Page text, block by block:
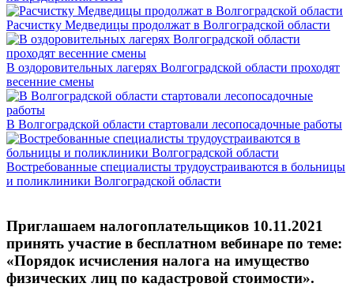
Расчистку Медведицы продолжат в Волгоградской области
В оздоровительных лагерях Волгоградской области проходят
весенние смены
В Волгоградской области стартовали лесопосадочные работы
Востребованные специалисты трудоустраиваются в больницы
и поликлиники Волгоградской области
Приглашаем налогоплательщиков 10.11.2021
принять участие в бесплатном вебинаре по теме:
«Порядок исчисления налога на имущество
физических лиц по кадастровой стоимости».